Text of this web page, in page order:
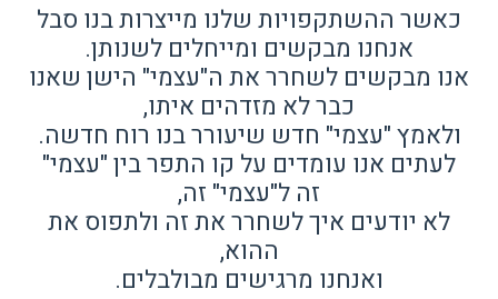
כאשר ההשתקפויות שלנו מייצרות בנו סבל
אנחנו מבקשים ומייחלים לשנותן.
אנו מבקשים לשחרר את ה"עצמי" הישן שאנו
כבר לא מזדהים איתו,
ולאמץ "עצמי" חדש שיעורר בנו רוח חדשה.
לעתים אנו עומדים על קו התפר בין "עצמי"
זה ל"עצמי" זה,
לא יודעים איך לשחרר את זה ולתפוס את
ההוא,
ואנחנו מרגישים מבולבלים.